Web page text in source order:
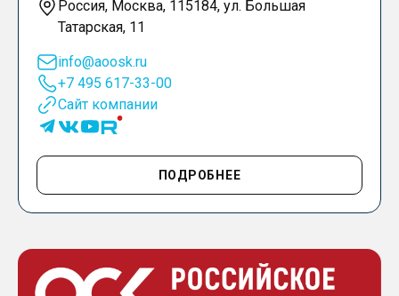
Россия, Москва, 115184, ул. Большая
Татарская, 11
info@aoosk.ru
+7 495 617-33-00
Сайт компании
ПОДРОБНЕЕ